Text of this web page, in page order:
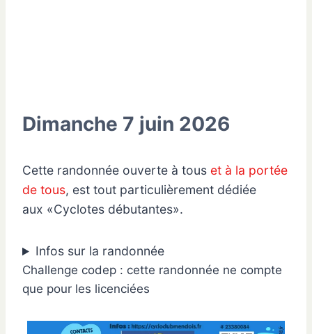
Dimanche 7 juin 2026
Cette randonnée ouverte à tous et à la portée
de tous, est tout particulièrement dédiée
aux «Cyclotes débutantes».
Infos sur la randonnée
Challenge codep : cette randonnée ne compte
que pour les licenciées